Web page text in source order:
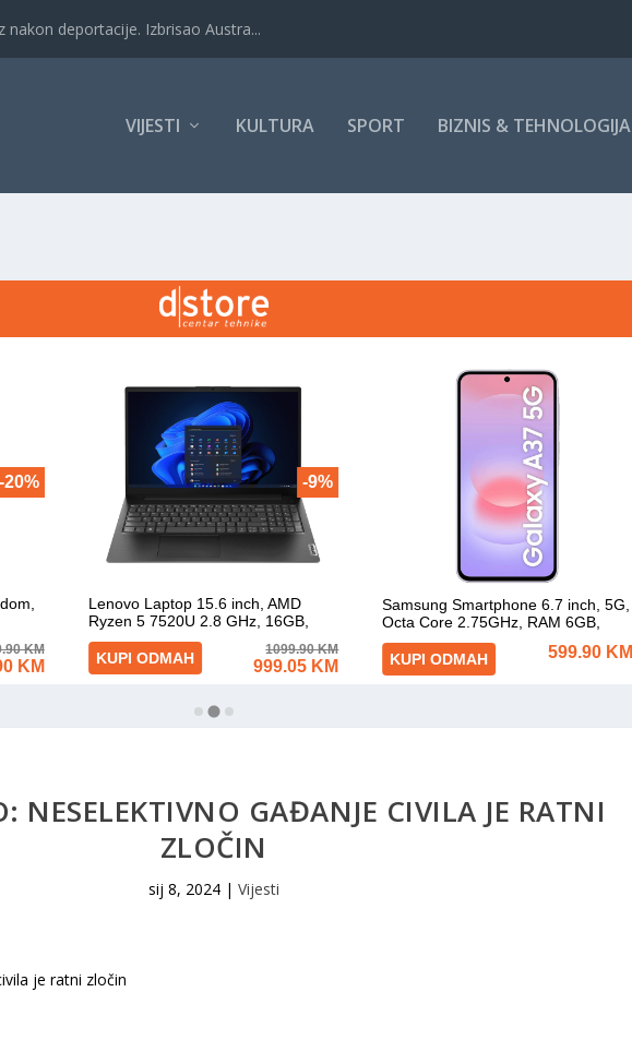
deportacije. Izbrisao Austra...
VIJESTI KULTURA SPORT BIZNIS & TEHNOLOGIJA
NESELEKTIVNO GAĐANJE CIVILA JE RATNI
ZLOČIN
sij 8, 2024| Vijesti